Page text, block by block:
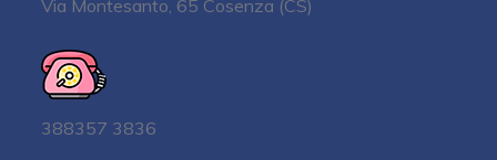
Via Montesanto, 65 Cosenza (CS)
388357 3836